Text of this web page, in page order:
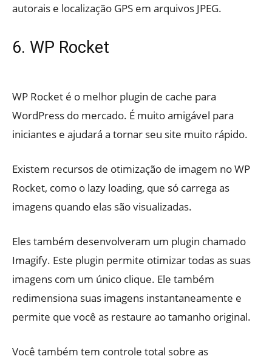
autorais e localização GPS em arquivos JPEG.
6. WP Rocket
WP Rocket é o melhor plugin de cache para
WordPress do mercado. É muito amigável para
iniciantes e ajudará a tornar seu site muito rápido.
Existem recursos de otimização de imagem no WP
Rocket, como o lazy loading, que só carrega as
imagens quando elas são visualizadas.
Eles também desenvolveram um plugin chamado
Imagify. Este plugin permite otimizar todas as suas
imagens com um único clique. Ele também
redimensiona suas imagens instantaneamente e
permite que você as restaure ao tamanho original.
Você também tem controle total sobre as